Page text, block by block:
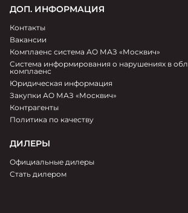
ДОП. ИНФОРМАЦИЯ
Контакты
Вакансии
Комплаенс система АО МАЗ «Москвич»
Система информирования о нарушениях в
комплаенс
Юридическая информация
Закупки АО МАЗ «Москвич»
Контрагенты
Политика по качеству
ДИЛЕРЫ
Официальные дилеры
Стать дилером